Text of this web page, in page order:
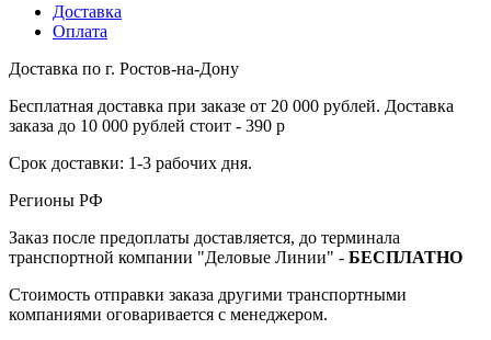
Доставка
Оплата
Доставка по г. Ростов-на-Дону
Бесплатная доставка при заказе от 20 000 рублей. Доставка
заказа до 10 000 рублей стоит - 390 р
Срок доставки: 1-3 рабочих дня.
Регионы РФ
Заказ после предоплаты доставляется, до терминала
транспортной компании "Деловые Линии" - БЕСПЛАТНО
Стоимость отправки заказа другими транспортными
компаниями оговаривается с менеджером.